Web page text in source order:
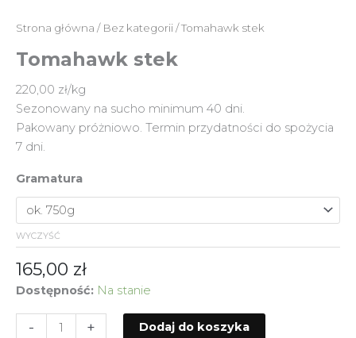
Strona główna / Bez kategorii/ Tomahawk stek
Tomahawk stek
220,00 zł/kg
Sezonowany na sucho minimum 40 dni.
Pakowany próżniowo. Termin przydatności do spożycia
7 dni.
Gramatura
WYCZYŚĆ
165,00 zł
Dostępność: Na stanie
- + Dodaj do koszyka